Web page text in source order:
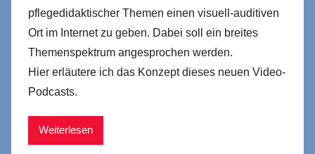
pflegedidaktischer Themen einen visuell-auditiven
Ort im Internet zu geben. Dabei soll ein breites
Themenspektrum angesprochen werden.
Hier erläutere ich das Konzept dieses neuen Video-
Podcasts.
Weiterlesen